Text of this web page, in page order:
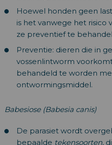
Hoewel honden geen
is het vanwege het risico
ze preventief te
Preventie: dieren die in
vossenlintworm
behandeld te worden
ontwormingsmiddel.
Babesiose (Babesia canis)
De parasiet wordt
bepaalde tekensoorten,